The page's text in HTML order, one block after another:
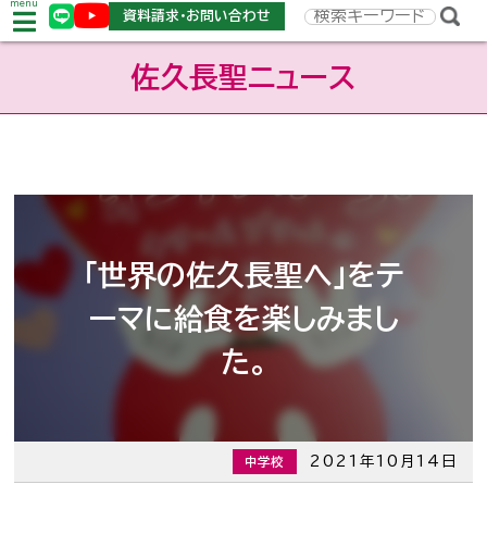
menu
資料請求・お問い合わせ
佐久長聖ニュース
「世界の佐久長聖へ」をテ
ーマに給食を楽しみまし
た。
中学校 2021年10月14日